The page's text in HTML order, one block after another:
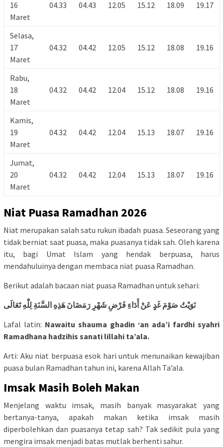
16
Maret
04.33 04.43 12.05 15.12 18.09 19.17
Selasa,
17
Maret
04.32 04.42 12.05 15.12 18.08 19.16
Rabu,
18
Maret
04.32 04.42 12.04 15.12 18.08 19.16
Kamis,
19
Maret
04.32 04.42 12.04 15.13 18.07 19.16
Jumat,
20
Maret
04.32 04.42 12.04 15.13 18.07 19.16
Niat Puasa Ramadhan 2026
Niat merupakan salah satu rukun ibadah puasa. Seseorang yang
tidak berniat saat puasa, maka puasanya tidak sah. Oleh karena
itu, bagi Umat Islam yang hendak berpuasa, harus
mendahuluinya dengan membaca niat puasa Ramadhan.
Berikut adalah bacaan niat puasa Ramadhan untuk sehari:
نَوَيْتُ صَوْمَ غَدٍ عَنْ أَدَاءِ فَرْضِ شَهْرِ رَمَضَانَ هَذِهِ السَّنَةِ لِلّٰهِ تَعَالَى
Lafal latin: Nawaitu shauma ghadin ‘an ada’i fardhi syahri
Ramadhana hadzihis sanati lillahi ta’ala.
Arti: Aku niat berpuasa esok hari untuk menunaikan kewajiban
puasa bulan Ramadhan tahun ini, karena Allah Ta’ala.
Imsak Masih Boleh Makan
Menjelang waktu imsak, masih banyak masyarakat yang
bertanya-tanya, apakah makan ketika imsak masih
diperbolehkan dan puasanya tetap sah? Tak sedikit pula yang
mengira imsak menjadi batas mutlak berhenti sahur.